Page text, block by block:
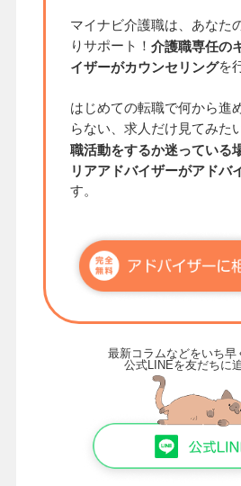
マイナビ介護職は、あなた
りサポート！ 介護職専任の
イザーがカウンセリングを
はじめての転職で何から進
らない、求人だけ見てみた
職活動をするか迷っている
リアアドバイザーがアドバ
す。
最新コラムなどをいち早
公式LINEを友だちに